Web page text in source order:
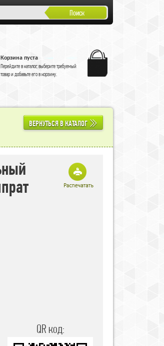
Поиск
Корзина пуста
Перейдите вкаталог, выберите требуемый
товар и добавьте его в корзину.
ВЕРНУТЬСЯ В КАТАЛОГ
QR код: